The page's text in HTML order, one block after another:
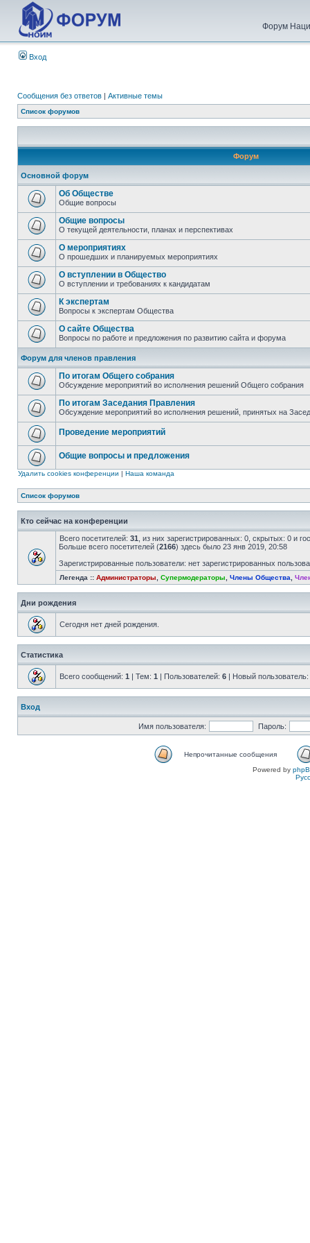
Форум
Вход
Сообщения без ответов | Активные темы
Список форумов
Форум
Основной форум
Об Обществе
Общие вопросы
Общие вопросы
О текущей деятельности, планах и перспективах
О мероприятиях
О прошедших и планируемых мероприятиях
О вступлении в Общество
О вступлении и требованиях к кандидатам
К экспертам
Вопросы к экспертам Общества
О сайте Общества
Вопросы по работе и предложения по развитию сайта и форума
Форум для членов правления
По итогам Общего собрания
Обсуждение мероприятий во исполнения решений Общего собрания
По итогам Заседания Правления
Обсуждение мероприятий во исполнения решений, принятых на
Проведение мероприятий
Общие вопросы и предложения
Удалить cookies конференции | Наша команда
Список форумов
Кто сейчас на конференции
Всего посетителей: 31 , из них зарегистрированных: 0, скрытых: 0 и
Больше всего посетителей (2166) здесь было 23 янв 2019, 20:58
Зарегистрированные пользователи: нет зарегистрированных
Легенда :: Администраторы Супермодераторы Члены Общества
Дни рождения
Сегодня нет дней рождения.
Статистика
Всего сообщений: 1 | Тем: 1 | Пользователей: 6 | Новый пользователь:
Вход
Имя пользователя: Пароль:
Непрочитанные сообщения
Powered by